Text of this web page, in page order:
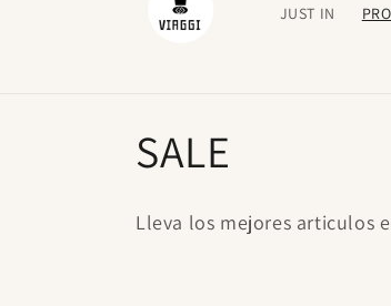
JUST IN
C
o
SALE
Lleva los mejores articulos